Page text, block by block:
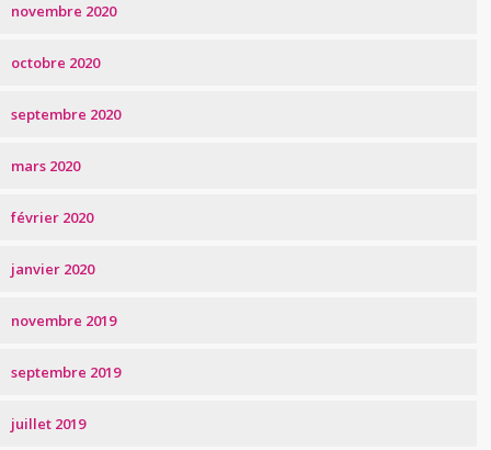
novembre 2020
octobre 2020
septembre 2020
mars 2020
février 2020
janvier 2020
novembre 2019
septembre 2019
juillet 2019